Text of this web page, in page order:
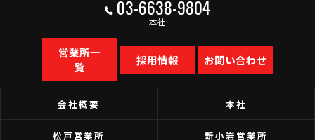
03-6638-9804
本社
営業所一
覧
採用情報 お問い合わせ
会社概要 本社
松戸営業所 新小岩営業所